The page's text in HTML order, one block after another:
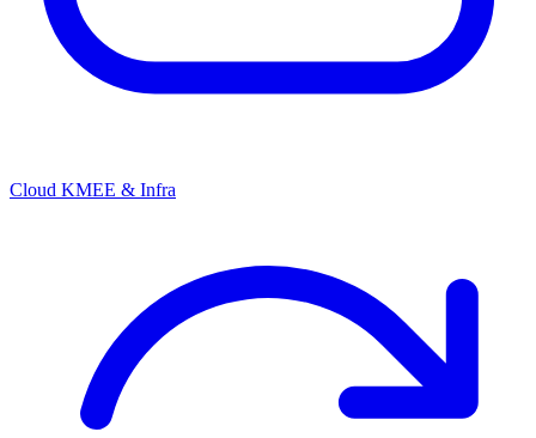
Cloud KMEE & Infra